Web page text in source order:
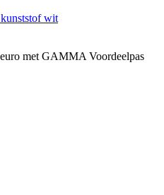
wit
met GAMMA Voordeelpas